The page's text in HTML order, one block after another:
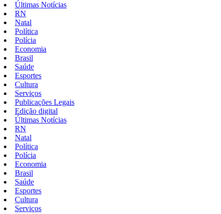
Últimas Notícias
RN
Natal
Política
Polícia
Economia
Brasil
Saúde
Esportes
Cultura
Serviços
Publicações Legais
Edição digital
Últimas Notícias
RN
Natal
Política
Polícia
Economia
Brasil
Saúde
Esportes
Cultura
Serviços